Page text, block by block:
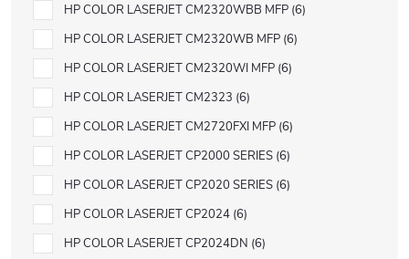
HP COLOR LASERJET CM2320WBB MFP 6
HP COLOR LASERJET CM2320WB MFP 6
HP COLOR LASERJET CM2320WI MFP 6
HP COLOR LASERJET CM2323 6
HP COLOR LASERJET CM2720FXI MFP 6
HP COLOR LASERJET CP2000 SERIES 6
HP COLOR LASERJET CP2020 SERIES 6
HP COLOR LASERJET CP2024 6
HP COLOR LASERJET CP2024DN 6